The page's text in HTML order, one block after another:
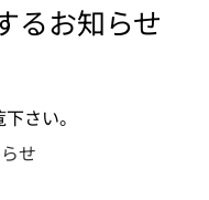
るお知らせ
さい。
せ